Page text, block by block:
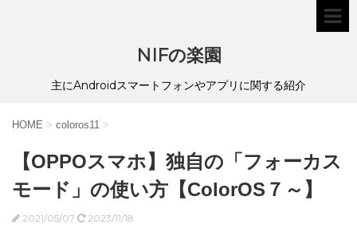
NIFの楽園
主にAndroidスマートフォンやアプリに関する紹介
HOME > coloros11 >
【OPPOスマホ】独自の「フォーカス
モード」の使い方【ColorOS７～】
2021/05/07 2023/11/18